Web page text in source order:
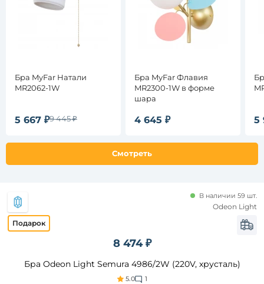
листья
ветки
розы
выключателя
выключателя
На
Страна
Тип
Бра MyFar Натали
MR2062-1W
5 667 ₽9 445 ₽
Бра MyFar Флавия
MR2300-1W в форме
шара
4 645 ₽ 5
Смотреть
8 474 ₽
Бра Odeon Light Semura 4986/2W (220V, хрусталь)
5.0 1
В наличии 59 шт.
Odeon Light